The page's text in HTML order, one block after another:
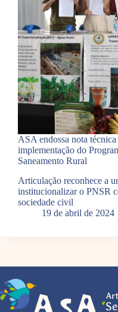
ASA endossa nota
implementação do
Saneamento Rural
Articulação reconhece a
institucionalizar o PNSR
sociedade civil
19 de abril de 2024